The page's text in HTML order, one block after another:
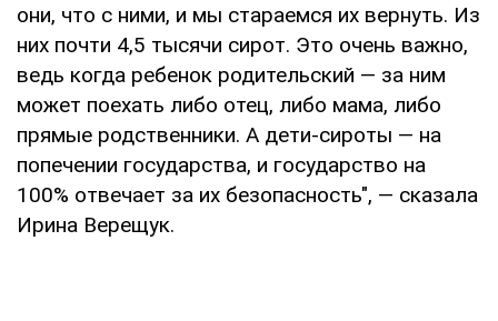
они, что с ними, и мы стараемся их вернуть. Из
них почти 4,5 тысячи сирот. Это очень важно,
ведь когда ребенок родительский — за ним
может поехать либо отец, либо мама, либо
прямые родственники. А дети-сироты — на
попечении государства, и государство на
100% отвечает за их безопасность", — сказала
Ирина Верещук.